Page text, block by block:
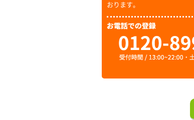
おります。